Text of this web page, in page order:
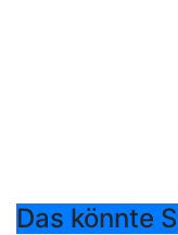
Das könnte